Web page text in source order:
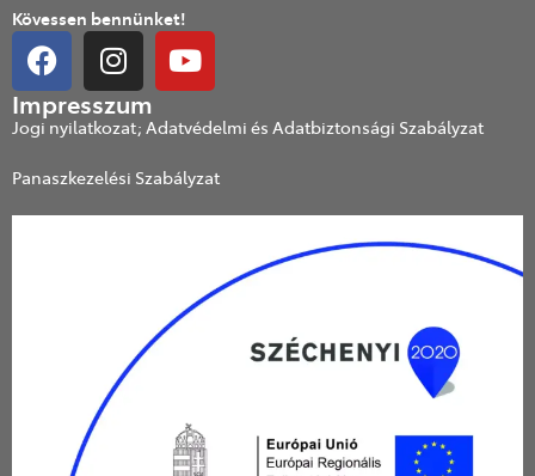
Kövessen bennünket!
Impresszum
Jogi nyilatkozat; Adatvédelmi és Adatbiztonsági Szabályzat
Panaszkezelési Szabályzat